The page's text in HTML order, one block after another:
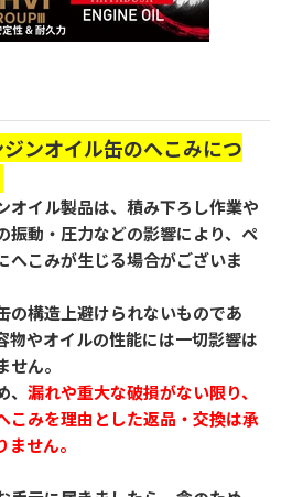
ジンオイル缶のへこみにつ
オイル製品は、積み下ろし作業や
振動・圧力などの影響により、ペ
へこみが生じる場合がございま
の構造上避けられないものであ
物やオイルの性能には一切影響は
せん。
漏れや重大な破損がない限り、
こみを理由とした返品・交換は承
ません。